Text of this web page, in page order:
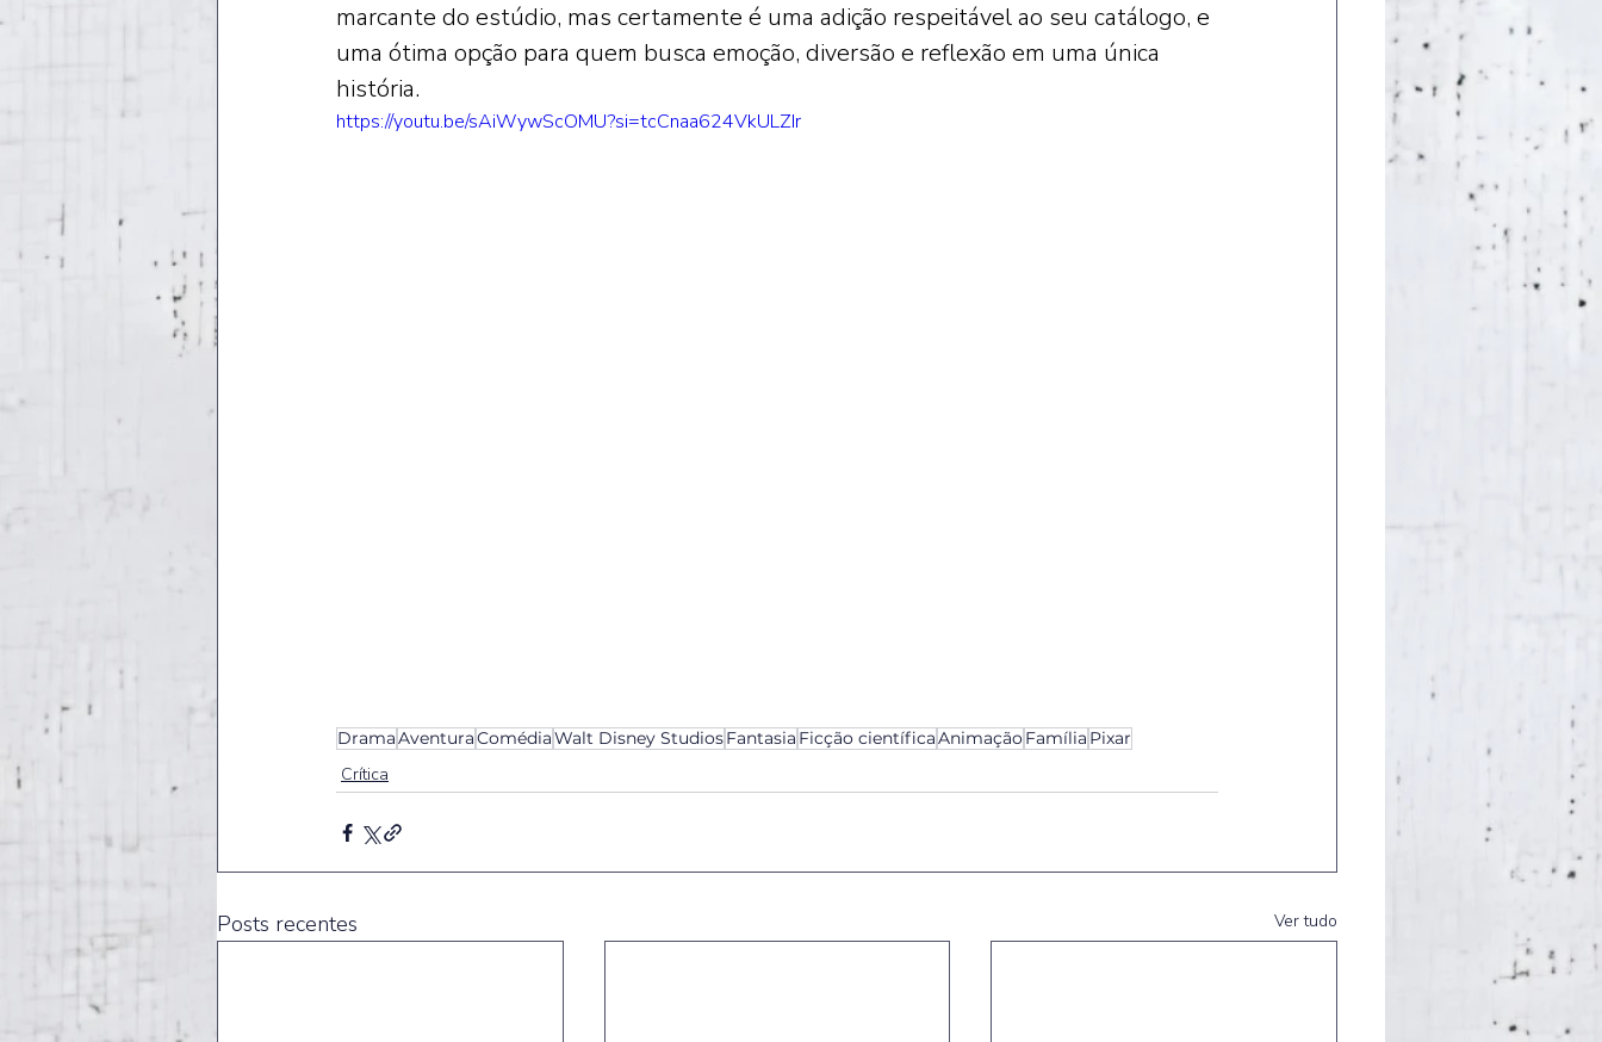
marcante do estúdio, mas certamente é uma adição respeitável ao seu catálogo, e
uma ótima opção para quem busca emoção, diversão e reflexão em uma única
história.
https://youtu.be/sAiWywScOMU?si=tcCnaa624VkULZIr
DramaAventuraComédiaWalt Disney StudiosFantasia Ficção científicaAnimaçãoFamília Pixar
Crítica
Posts recentes Ver tudo